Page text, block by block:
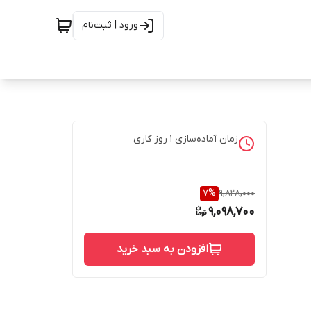
ورود | ثبت‌نام
زمان آماده‌سازی 1 روز کاری
9,828,000
7%
9,098,700
افزودن به سبد خرید